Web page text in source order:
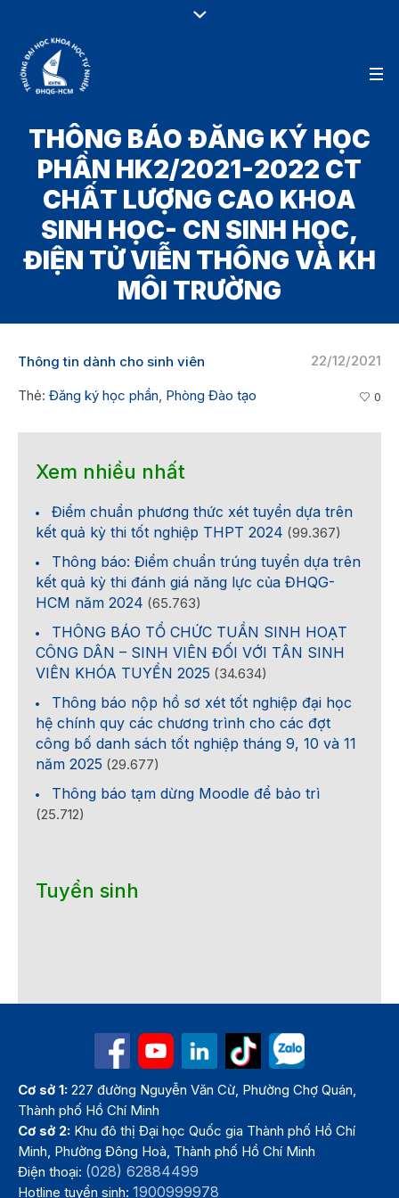
THÔNG BÁO ĐĂNG KÝ HỌC
PHẦN HK2/2021-2022 CT
CHẤT LƯỢNG CAO KHOA
SINH HỌC- CN SINH HỌC,
ĐIỆN TỬ VIỄN THÔNG VÀ KH
MÔI TRƯỜNG
22/12/2021
Thông tin dành cho sinh viên
Thẻ: Đăng ký học phần, Phòng Đào tạo 0
Xem nhiều nhất
Điểm chuẩn phương thức xét tuyển dựa trên
kết quả kỳ thi tốt nghiệp THPT 2024 (99.367)
Thông báo: Điểm chuẩn trúng tuyển dựa trên
kết quả kỳ thi đánh giá năng lực của ĐHQG-
HCM năm 2024 (65.763)
THÔNG BÁO TỔ CHỨC TUẦN SINH HOẠT
CÔNG DÂN – SINH VIÊN ĐỐI VỚI TÂN SINH
VIÊN KHÓA TUYỂN 2025 (34.634)
Thông báo nộp hồ sơ xét tốt nghiệp đại học
hệ chính quy các chương trình cho các đợt
công bố danh sách tốt nghiệp tháng 9, 10 và 11
năm 2025 (29.677)
Thông báo tạm dừng Moodle để bảo trì
(25.712)
Tuyển sinh
Cơ sở 1: 227 đường Nguyễn Văn Cừ, Phường Chợ Quán,
Thành phố Hồ Chí Minh
Cơ sở 2: Khu đô thị Đại học Quốc gia Thành phố Hồ Chí
Minh, Phường Đông Hoà, Thành phố Hồ Chí Minh
Điện thoại: (028) 62884499
Hotline tuyển sinh:1900999978